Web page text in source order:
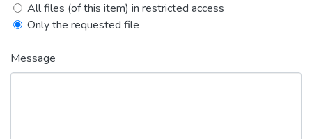
All files (of this item) in restricted access
Only the requested file
Message